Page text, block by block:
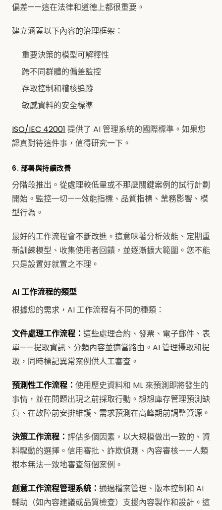
偏差——這在法律和道德上都很重要。
建立涵蓋以下內容的治理框架：
重要決策的模型可解釋性
跨不同群體的偏差監控
存取控制和稽核追蹤
敏感資料的安全標準
ISO/IEC 42001 提供了 AI 管理系統的國際標準。如果您
認真對待這件事，值得研究一下。
6. 部署與持續改善
分階段推出。從處理較低量或不那麼關鍵案例的試行計劃
開始。監控一切——效能指標、品質指標、業務影響、模
型行為。
最好的工作流程會不斷改進。這意味著分析效能、定期重
新訓練模型、收集使用者回饋，並逐漸擴大範圍。您不能
只是設置好就置之不理。
AI 工作流程的類型
根據您的需求，AI 工作流程有不同的種類：
文件處理工作流程： 這些處理合約、發票、電子郵件、表
單——提取資訊、分類內容並適當路由。AI 管理攝取和提
取，同時標記異常案例供人工審查。
預測性工作流程： 使用歷史資料和 ML 來預測即將發生的
事情，並在問題出現之前採取行動。想想庫存管理預測缺
貨、在故障前安排維護、需求預測在高峰期前調整資源。
決策工作流程： 評估多個因素，以大規模做出一致的、資
料驅動的選擇。信用審批、詐欺偵測、內容審核——人類
根本無法一致地審查每個案例。
創意工作流程管理系統： 通過檔案管理、版本控制和 AI
輔助（如內容建議或品質檢查）支援內容製作和設計。這